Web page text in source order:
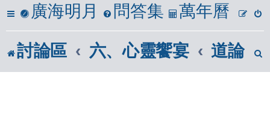
廣海明月 問答集 萬年曆
討論區 六、心靈饗宴 道論